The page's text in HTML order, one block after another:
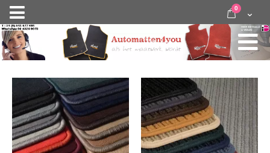
Nav
activeren
door
inhoud
Cart
0 items